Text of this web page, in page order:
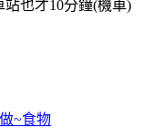
站也才10分鐘(機車)
~食物